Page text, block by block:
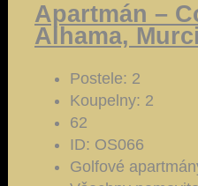
Apartmán –
Alhama,
Postele: 2
Koupelny: 2
62
ID: OS066
Golfové